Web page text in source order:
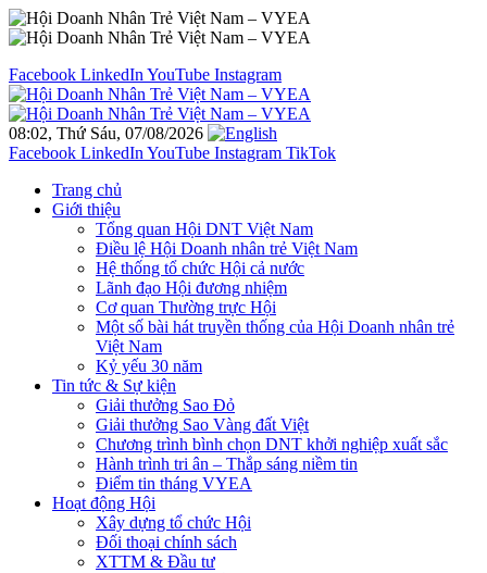
Facebook LinkedIn YouTube Instagram
08:02, Thứ Sáu, 07/08/2026
Facebook LinkedIn YouTube Instagram TikTok
Trang chủ
Giới thiệu
Tổng quan Hội DNT Việt Nam
Điều lệ Hội Doanh nhân trẻ Việt Nam
Hệ thống tổ chức Hội cả nước
Lãnh đạo Hội đương nhiệm
Cơ quan Thường trực Hội
Một số bài hát truyền thống của Hội Doanh nhân trẻ
Việt Nam
Kỷ yếu 30 năm
Tin tức & Sự kiện
Giải thưởng Sao Đỏ
Giải thưởng Sao Vàng đất Việt
Chương trình bình chọn DNT khởi nghiệp xuất sắc
Hành trình tri ân – Thắp sáng niềm tin
Điểm tin tháng VYEA
Hoạt động Hội
Xây dựng tổ chức Hội
Đối thoại chính sách
XTTM & Đầu tư